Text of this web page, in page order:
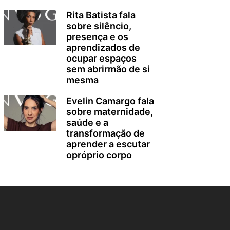
Rita Batista fala
sobre silêncio,
presença e os
aprendizados de
ocupar espaços
sem abrirmão de si
mesma
Evelin Camargo fala
sobre maternidade,
saúde e a
transformação de
aprender a escutar
opróprio corpo